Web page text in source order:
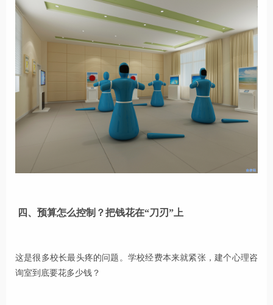
四、预算怎么控制？把钱花在“刀刃”上
这是很多校长最头疼的问题。学校经费本来就紧张，建个心理咨
询室到底要花多少钱？